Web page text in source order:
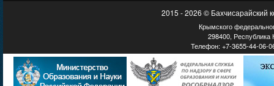
2015 - 2026 © Бахчисарайский
Крымского
298400, Республика
Телефон: +7-3655-44-06-